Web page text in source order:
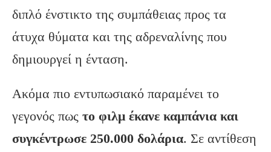
διπλό ένστικτο της συμπάθειας προς τα
άτυχα θύματα και της αδρεναλίνης που
δημιουργεί η ένταση.
Ακόμα πιο εντυπωσιακό παραμένει το
γεγονός πως το φιλμ έκανε καμπάνια και
συγκέντρωσε 250.000 δολάρια. Σε αντίθεση